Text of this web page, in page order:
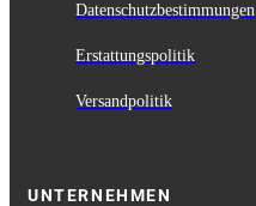
Datenschutzbestimmungen
Erstattungspolitik
Versandpolitik
UNTERNEHMEN